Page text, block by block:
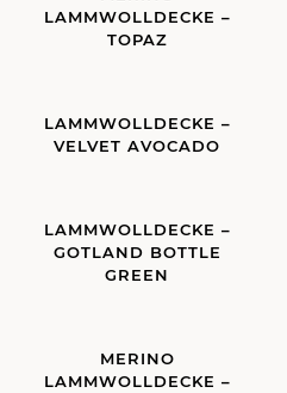
LAMMWOLLDECKE –
TOPAZ
LAMMWOLLDECKE –
VELVET AVOCADO
LAMMWOLLDECKE –
GOTLAND BOTTLE
GREEN
MERINO
LAMMWOLLDECKE –